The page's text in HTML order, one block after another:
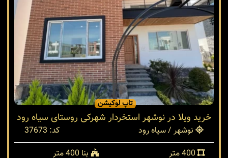
تاپ لوکیشن
خرید ویلا در نوشهر استخردار شهرکی روستای سیاه رود
نوشهر / سیاه رود
کد: 37673
بنا 400 متر